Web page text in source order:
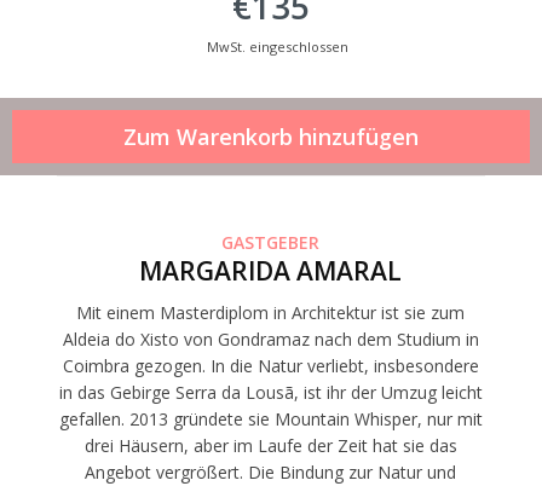
MwSt. eingeschlossen
GASTGEBER
MARGARIDA AMARAL
Mit einem Masterdiplom in Architektur ist sie zum
Aldeia do Xisto von Gondramaz nach dem Studium in
Coimbra gezogen. In die Natur verliebt, insbesondere
in das Gebirge Serra da Lousã, ist ihr der Umzug leicht
gefallen. 2013 gründete sie Mountain Whisper, nur mit
drei Häusern, aber im Laufe der Zeit hat sie das
Angebot vergrößert. Die Bindung zur Natur und